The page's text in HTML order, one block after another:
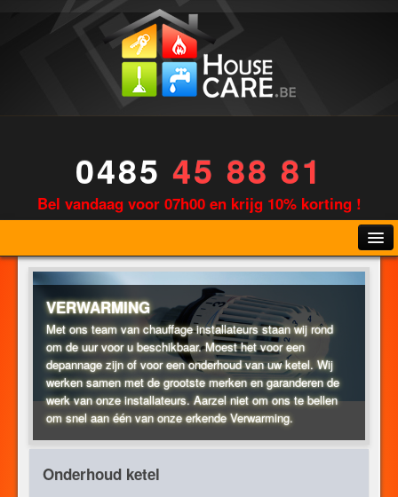
0485 45 88 81
Bel vandaag voor 07h00 en krijg 10% korting !
LOODGIETERIJ
VERWARMING
VERWARMING
Met ons team van chauffage installateurs staan wij rond
om de uur voor u beschikbaar. Moest het voor een
depannage zijn of voor een onderhoud van uw ketel. Wij
werken samen met de grootste merken en garanderen de
werk van onze installateurs. Aarzel niet om ons te bellen
om snel aan één van onze erkende Verwarming.
Onderhoud ketel